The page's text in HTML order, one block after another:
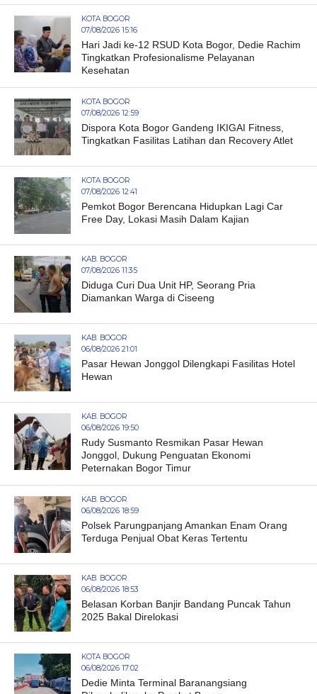
KOTA BOGOR
07/08/2026 15:16
Hari Jadi ke-12 RSUD Kota Bogor, Dedie Rachim
Tingkatkan Profesionalisme Pelayanan
Kesehatan
KOTA BOGOR
07/08/2026 12:59
Dispora Kota Bogor Gandeng IKIGAI Fitness,
Tingkatkan Fasilitas Latihan dan Recovery Atlet
KOTA BOGOR
07/08/2026 12:41
Pemkot Bogor Berencana Hidupkan Lagi Car
Free Day, Lokasi Masih Dalam Kajian
KAB. BOGOR
07/08/2026 11:35
Diduga Curi Dua Unit HP, Seorang Pria
Diamankan Warga di Ciseeng
KAB. BOGOR
06/08/2026 21:01
Pasar Hewan Jonggol Dilengkapi Fasilitas Hotel
Hewan
KAB. BOGOR
06/08/2026 19:50
Rudy Susmanto Resmikan Pasar Hewan
Jonggol, Dukung Penguatan Ekonomi
Peternakan Bogor Timur
KAB. BOGOR
06/08/2026 18:59
Polsek Parungpanjang Amankan Enam Orang
Terduga Penjual Obat Keras Tertentu
KAB. BOGOR
06/08/2026 18:53
Belasan Korban Banjir Bandang Puncak Tahun
2025 Bakal Direlokasi
KOTA BOGOR
06/08/2026 17:02
Dedie Minta Terminal Baranangsiang